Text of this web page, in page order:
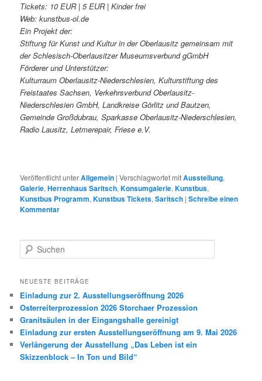
Tickets: 10 EUR | 5 EUR | Kinder frei
Web: kunstbus-ol.de
Ein Projekt der:
Stiftung für Kunst und Kultur in der Oberlausitz gemeinsam mit
der Schlesisch-Oberlausitzer Museumsverbund gGmbH
Förderer und Unterstützer:
Kulturraum Oberlausitz-Niederschlesien, Kulturstiftung des
Freistaates Sachsen, Verkehrsverbund Oberlausitz-
Niederschlesien GmbH, Landkreise Görlitz und Bautzen,
Gemeinde Großdubrau, Sparkasse Oberlausitz-Niederschlesien,
Radio Lausitz, Letmerepair, Friese e.V.
Veröffentlicht unterAllgemein |Verschlagwortet mitAusstellung,
Galerie,Herrenhaus Saritsch,Konsumgalerie,Kunstbus,
Kunstbus Programm,Kunstbus Tickets,Saritsch |Schreibe einen
Kommentar
u
h
n
NEUESTE BEITRÄGE
Einladung zur 2. Ausstellungseröffnung 2026
Osterreiterprozession 2026 Storchaer Prozession
Granitsäulen in der Eingangshalle gereinigt
Einladung zur ersten Ausstellungseröffnung am 9. Mai 2026
Verlängerung der Ausstellung „Das Leben ist ein
Skizzenblock – In Ton und Bild“